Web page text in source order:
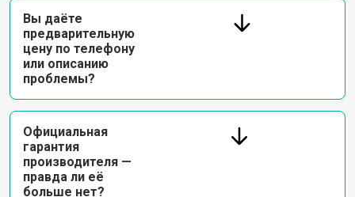
Вы даёте
предварительную
цену по телефону
или описанию
проблемы?
Официальная
гарантия
производителя —
правда ли её
больше нет?